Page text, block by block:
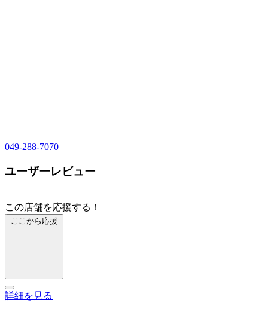
049-288-7070
ユーザーレビュー
この店舗を応援する！
ここから応援
詳細を見る